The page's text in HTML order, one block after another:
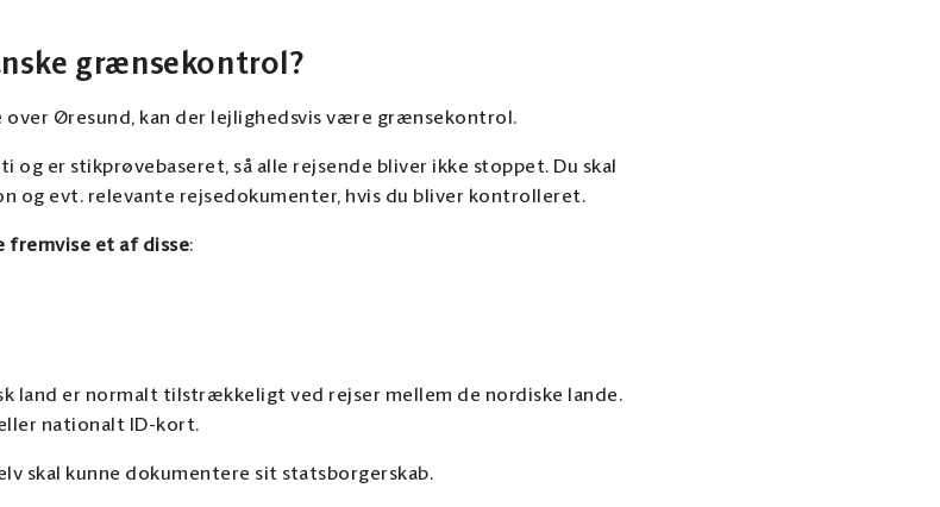
grænsekontrol?
over Øresund, kan der lejlighedsvis være grænsekontrol.
er stikprøvebaseret, så alle rejsende bliver ikke stoppet. Du skal
og evt. relevante rejsedokumenter, hvis du bliver kontrolleret.
fremvise et af disse:
land er normalt tilstrækkeligt ved rejser mellem de nordiske lande.
nationalt ID-kort.
skal kunne dokumentere sit statsborgerskab.